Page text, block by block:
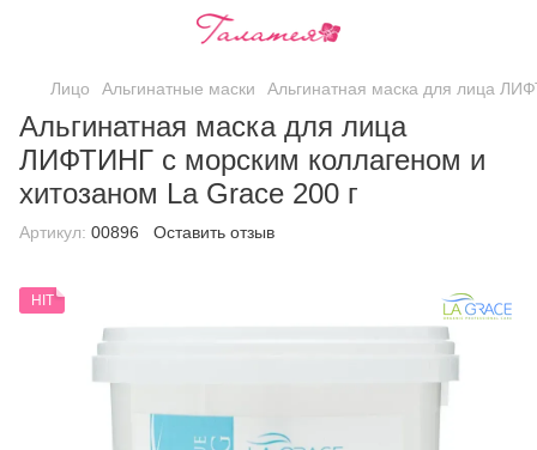
Лицо Альгинатные маски Альгинатная маска для лица
Альгинатная маска для лица
ЛИФТИНГ с морским коллагеном и
хитозаном La Grace 200 г
Артикул: 00896 Оставить отзыв
HIT